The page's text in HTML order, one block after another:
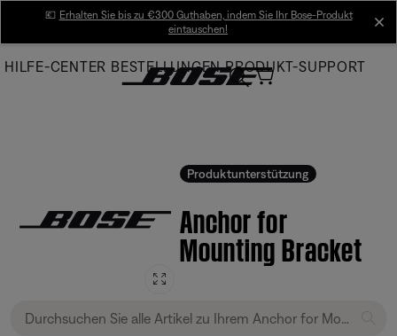
Main
💶 Erhalten Sie bis zu €300 Guthaben, indem Sie Ihr Bose-Produkt
eintauschen!
HILFE-CENTER BESTELLUNGEN PRODUKT-SUPPORT
Produktunterstützung
Anchor for
Mounting Bracket